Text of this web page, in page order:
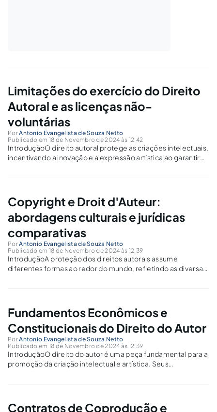
Limitações do exercício do Direito
Autoral e as licenças não-
voluntárias
PorAntonio Evangelista de Souza Netto
Publicado em 18 de Novembro de 2024 às 12:42
IntroduçãoO direito autoral protege as criações intelectuais,
incentivando a inovação e a expressão artística ao garantir
proteção excessiva pode restringir o acesso público ao
Copyright e Droit d'Auteur:
abordagens culturais e jurídicas
comparativas
PorAntonio Evangelista de Souza Netto
Publicado em 18 de Novembro de 2024 às 12:39
IntroduçãoA proteção dos direitos autorais assume
diferentes formas ao redor do mundo, refletindo as diversas
copyright, predominante em países de tradição anglo-
tradição...
Fundamentos Econômicos e
Constitucionais do Direito do Autor
PorAntonio Evangelista de Souza Netto
Publicado em 18 de Novembro de 2024 às 12:39
IntroduçãoO direito do autor é uma peça fundamental para a
promoção da criação intelectual e artística. Seus
proporcionam um equilíbrio entre a proteção dos interesses
Contratos de Coprodução e